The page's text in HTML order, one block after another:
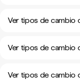
Ver tipos de cambio
Ver tipos de cambio
Ver tipos de cambio